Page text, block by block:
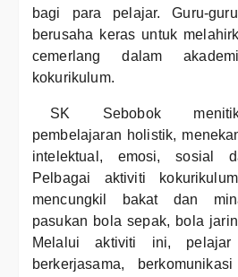
bagi para pelajar. Guru-
berusaha keras untuk
cemerlang dalam
kokurikulum.
SK Sebobok
pembelajaran holistik,
intelektual, emosi, sosial
Pelbagai aktiviti
mencungkil bakat dan
pasukan bola sepak, bola
Melalui aktiviti ini, pelajar
berkerjasama,